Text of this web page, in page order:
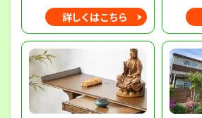
詳しくはこちら